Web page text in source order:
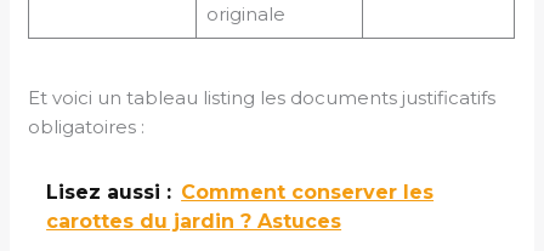
originale
Et voici un tableau listing les documents justificatifs
obligatoires :
Lisez aussi : Comment conserver les
carottes du jardin ? Astuces